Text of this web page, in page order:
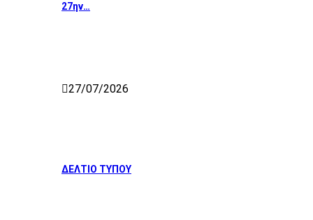
27ην…
27/07/2026
ΔΕΛΤΙΟ ΤΥΠΟΥ